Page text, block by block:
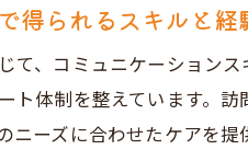
得られるスキルと経
て、コミュニケーション
ト体制を整えています。
ニーズに合わせたケアを